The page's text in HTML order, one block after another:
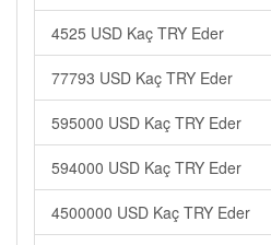
4525 USD Kaç TRY Eder
77793 USD Kaç TRY Eder
595000 USD Kaç TRY Eder
594000 USD Kaç TRY Eder
4500000 USD Kaç TRY Eder